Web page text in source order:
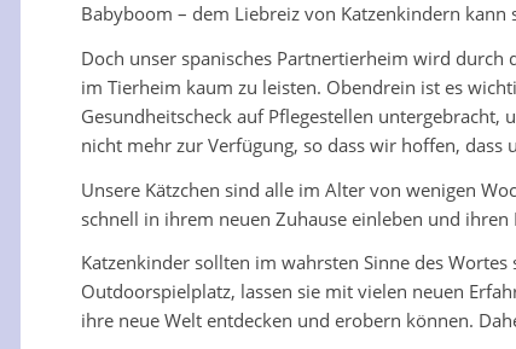
Babyboom – dem Liebreiz von Katzenkindern
Doch unser spanisches Partnertierheim wird
im Tierheim kaum zu leisten. Obendrein ist es
Gesundheitscheck auf Pflegestellen
nicht mehr zur Verfügung, so dass wir hoffen, dass
Unsere Kätzchen sind alle im Alter von wenigen
schnell in ihrem neuen Zuhause einleben und
Katzenkinder sollten im wahrsten Sinne des
Outdoorspielplatz, lassen sie mit vielen neuen
ihre neue Welt entdecken und erobern können.